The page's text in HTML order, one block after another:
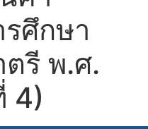
ศึกษา
รี พ.ศ.
4)